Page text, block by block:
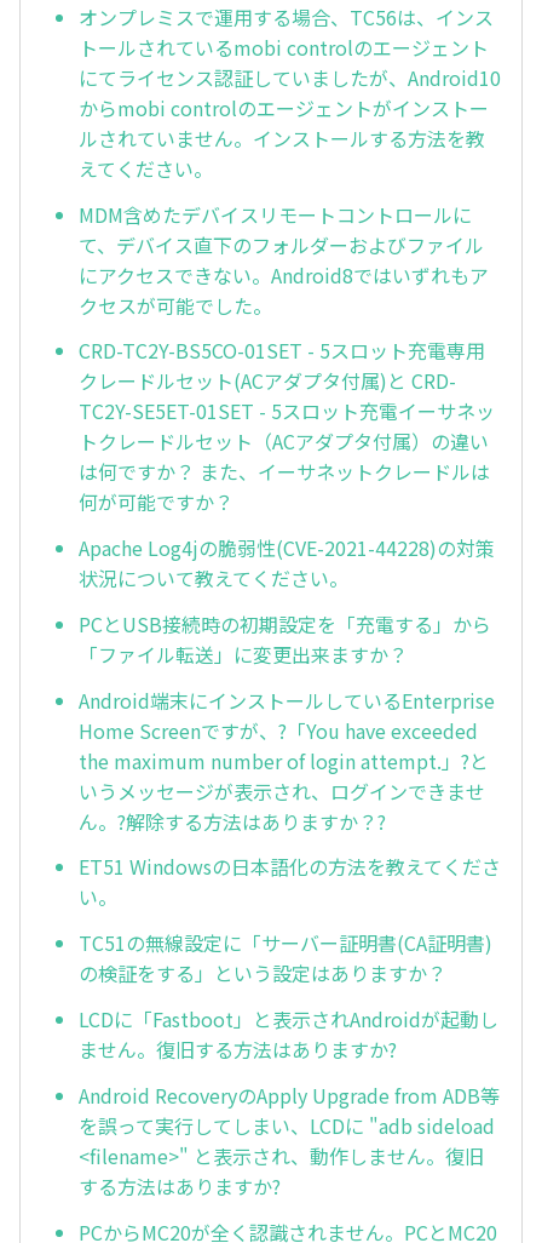
オンプレミスで運用する場合、TC56は、インス
トールされているmobi controlのエージェント
にてライセンス認証していましたが、Android10
からmobi controlのエージェントがインストー
ルされていません。インストールする方法を教
えてください。
MDM含めたデバイスリモートコントロールに
て、デバイス直下のフォルダーおよびファイル
にアクセスできない。Android8ではいずれもア
クセスが可能でした。
CRD-TC2Y-BS5CO-01SET - 5スロット充電専用
クレードルセット(ACアダプタ付属)と CRD-
TC2Y-SE5ET-01SET - 5スロット充電イーサネッ
トクレードルセット（ACアダプタ付属）の違い
は何ですか？ また、イーサネットクレードルは
何が可能ですか？
Apache Log4jの脆弱性(CVE-2021-44228)の対策
状況について教えてください。
PCとUSB接続時の初期設定を「充電する」から
「ファイル転送」に変更出来ますか？
Android端末にインストールしているEnterprise
Home Screenですが、?「You have exceeded
the maximum number of login attempt.」?と
いうメッセージが表示され、ログインできませ
ん。?解除する方法はありますか？?
ET51 Windowsの日本語化の方法を教えてくださ
い。
TC51の無線設定に「サーバー証明書(CA証明書)
の検証をする」という設定はありますか？
LCDに「Fastboot」と表示されAndroidが起動し
ません。復旧する方法はありますか?
Android RecoveryのApply Upgrade from ADB等
を誤って実行してしまい、LCDに "adb sideload
<filename>" と表示され、動作しません。復旧
する方法はありますか?
PCからMC20が全く認識されません。PCとMC20